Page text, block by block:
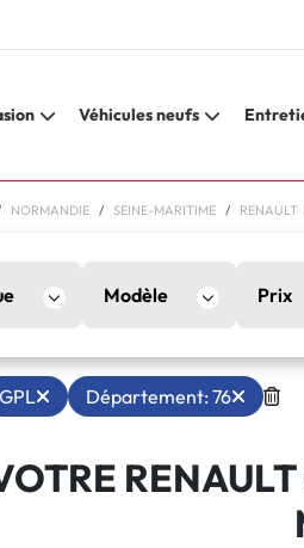
Véhicules neufs
NORMANDIE SEINE-MARITIME RENAULT
Modèle Prix
GPL Département: 76